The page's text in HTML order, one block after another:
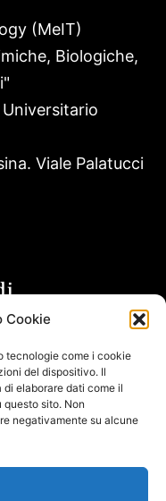
Cookie
tecnologie come i cookie
del dispositivo. Il
elaborare dati come il
sito. Non
negativamente su alcune
(MeIT)
Biologiche,
Viale Palatucci